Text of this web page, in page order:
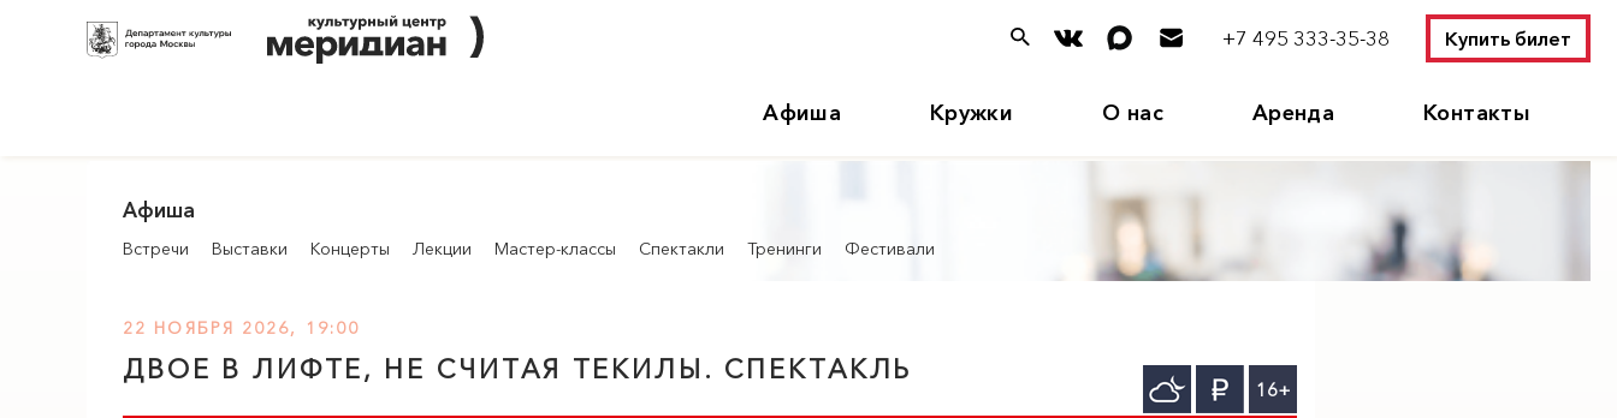
+7 495 333-35-38 Купить билет
Афиша Кружки О нас Аренда Контакты
Афиша
Встречи Выставки Концерты Лекции Мастер-классы Спектакли Тренинги Фестивали
22 НОЯБРЯ 2026, 19:00
ДВОЕ В ЛИФТЕ, НЕ СЧИТАЯ ТЕКИЛЫ. СПЕКТАКЛЬ
16+